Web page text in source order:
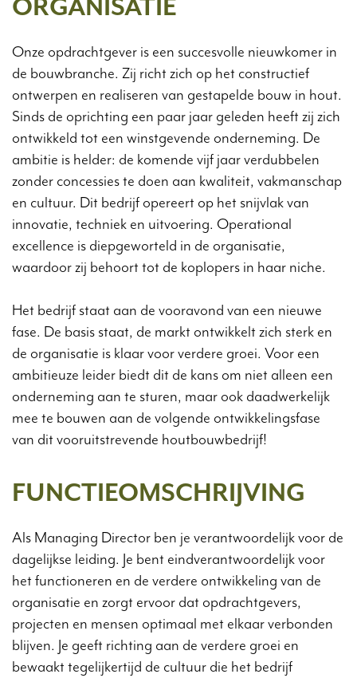
ORGANISATIE
Onze opdrachtgever is een succesvolle nieuwkomer in
de bouwbranche. Zij richt zich op het constructief
ontwerpen en realiseren van gestapelde bouw in hout.
Sinds de oprichting een paar jaar geleden heeft zij zich
ontwikkeld tot een winstgevende onderneming. De
ambitie is helder: de komende vijf jaar verdubbelen
zonder concessies te doen aan kwaliteit, vakmanschap
en cultuur. Dit bedrijf opereert op het snijvlak van
innovatie, techniek en uitvoering. Operational
excellence is diepgeworteld in de organisatie,
waardoor zij behoort tot de koplopers in haar niche.
Het bedrijf staat aan de vooravond van een nieuwe
fase. De basis staat, de markt ontwikkelt zich sterk en
de organisatie is klaar voor verdere groei. Voor een
ambitieuze leider biedt dit de kans om niet alleen een
onderneming aan te sturen, maar ook daadwerkelijk
mee te bouwen aan de volgende ontwikkelingsfase
van dit vooruitstrevende houtbouwbedrijf!
FUNCTIEOMSCHRIJVING
Als Managing Director ben je verantwoordelijk voor de
dagelijkse leiding. Je bent eindverantwoordelijk voor
het functioneren en de verdere ontwikkeling van de
organisatie en zorgt ervoor dat opdrachtgevers,
projecten en mensen optimaal met elkaar verbonden
blijven. Je geeft richting aan de verdere groei en
bewaakt tegelijkertijd de cultuur die het bedrijf